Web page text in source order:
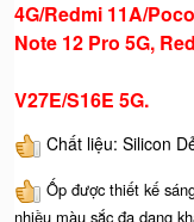
4G/Redmi 11A/
Note 12 Pro 5G,
- Vivo :
V27E/S16E 5G.
Chất liệu: Silicon
Ốp được thiết kế
nhiều màu sắc đa dạng